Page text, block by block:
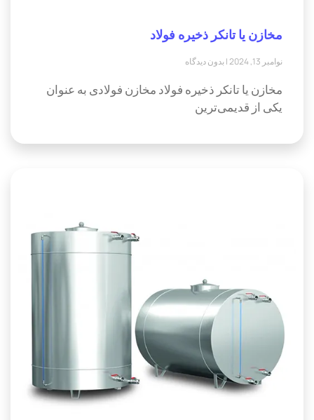
مخازن یا تانکر ذخیره فولاد
نوامبر 13, 2024 بدون دیدگاه
مخازن یا تانکر ذخیره فولاد مخازن فولادی به عنوان
یکی از قدیمی‌ترین